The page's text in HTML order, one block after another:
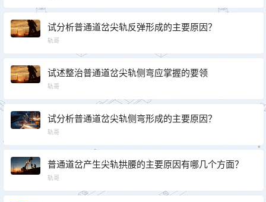
试分析普通道岔尖轨反弹形成的主要原因？
轨哥
试述整治普通道岔尖轨侧弯应掌握的要领
轨哥
试分析普通道岔尖轨侧弯形成的主要原因？
轨哥
普通道岔产生尖轨拱腰的主要原因有哪几个方面？
轨哥